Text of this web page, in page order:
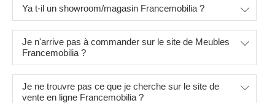
Ya t-il un showroom/magasin Francemobilia ?
Je n'arrive pas à commander sur le site de Meubles
Francemobilia ?
Je ne trouvre pas ce que je cherche sur le site de
vente en ligne Francemobilia ?